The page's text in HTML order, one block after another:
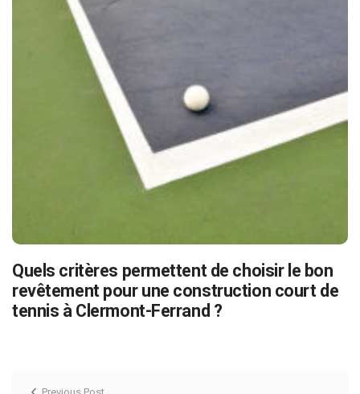
Quels critères permettent de choisir le bon
revêtement pour une construction court de
tennis à Clermont-Ferrand ?